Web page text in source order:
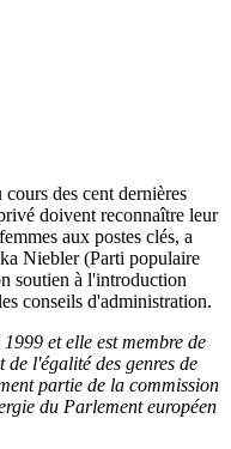
des cent dernières
doivent reconnaître leur
aux postes clés, a
Niebler (Parti populaire
soutien à l'introduction
conseils d'administration.
et elle est membre de
de l'égalité des genres de
partie de la commission
du Parlement européen